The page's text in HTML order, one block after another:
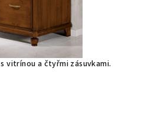
s vitrínou a čtyřmi zásuvkami.